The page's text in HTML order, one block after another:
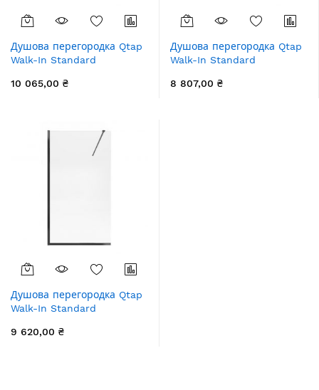
Душова перегородка Qtap
Walk-In Standard
скло Clear 8 мм, покриття
10 065,00 ₴
Душова перегородка Qtap
Walk-In Standard
скло Clear 8 мм, покриття
8 807,00 ₴
Душова перегородка Qtap
Walk-In Standard
скло Clear 8 мм, покриття
9 620,00 ₴